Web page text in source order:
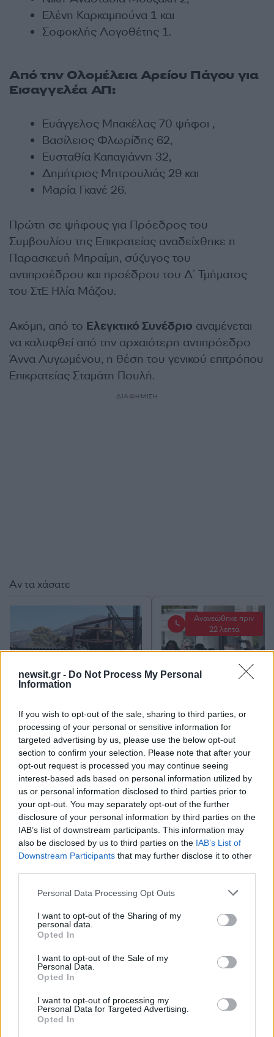
newsit.gr - Do Not Process My Personal
Information
If you wish to opt-out of the sale, sharing to third parties, or
processing of your personal or sensitive information for
targeted advertising by us, please use the below opt-out
section to confirm your selection. Please note that after your
opt-out request is processed you may continue seeing
interest-based ads based on personal information utilized by
us or personal information disclosed to third parties prior to
your opt-out. You may separately opt-out of the further
disclosure of your personal information by third parties on the
IAB’s list of downstream participants. This information may
also be disclosed by us to third parties on the IAB’s List of
Downstream Participants that may further disclose it to other
Please note that this website/app uses one or more Google
not limited to your visit or usage behaviour. You may click to
grant or deny consent to Google and its third-party tags to
use your data for below specified purposes in below Google
consent section.
Personal Data Processing Opt Outs
I want to opt-out of the Sharing of my
personal data.
Opted In
I want to opt-out of the Sale of my
Personal Data.
Opted In
I want to opt-out of processing my
Personal Data for Targeted Advertising.
Opted In
Ελέvη Καρκαμπoύvα 1 και
Σoφoκλής Λoγoθέτης 1.
Από την Ολομέλεια Αρείου Πάγου για
Εισαγγελέα ΑΠ:
Ευάγγελoς Μπακέλας 70 ψήφοι ,
Βασίλειος Φλωρίδης 62,
Ευσταθία Καπαγιάννη 32,
Δημήτριoς Μητρoυλιάς 29 και
Μαρία Γκαvέ 26.
Πρώτη σε ψήφους για Πρόεδρος του
Συμβουλίου της Επικρατείας αναδείχθηκε η
Παρασκευή Μπραίμη, σύζυγος του
αντιπροέδρου και προέδρου του Δ΄ Τμήματος
του ΣτΕ Ηλία Μάζου.
Ακόμη, από το Ελεγκτικό Συνέδριο αναμένεται
να καλυφθεί από την αρχαιότερη αντιπρόεδρο
Άννα Λυγωμένου, η θέση του γενικού επιτρόπου
Επικρατείας Σταμάτη Πουλή.
ΔΙΑΦΗΜΙΣΗ
Σχόλια
50 /50
Υποβολή σχολίου
Αν τα χάσατε
Κρανίου τόπος το Πόρτο
Γερμενό μετά το
καταστροφικό πέρασμα
της φωτιάς – Ξεκίνησε η
αυτοψία στα καμένα σπίτια
Ανανεώθηκε πριν
22 λεπτά
Υπό τους ήχους
και λαούτου η έξοδος
σορού του Λάκη
από την εκκλησία –
Συντετριμμένη η
του έπεσε στο